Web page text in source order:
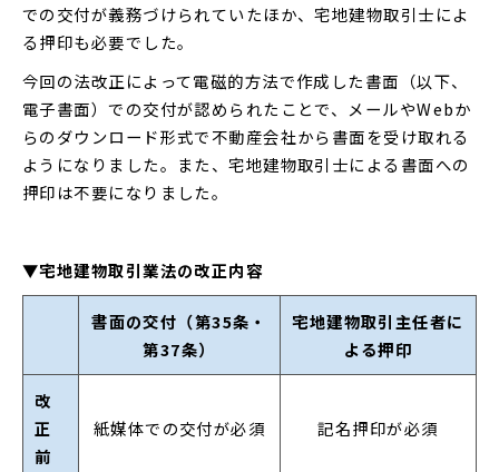
での交付が義務づけられていたほか、宅地建物取引士によ
る押印も必要でした。
今回の法改正によって電磁的方法で作成した書面（以下、
電子書面）での交付が認められたことで、メールやWebか
らのダウンロード形式で不動産会社から書面を受け取れる
ようになりました。また、宅地建物取引士による書面への
押印は不要になりました。
▼宅地建物取引業法の改正内容
書面の交付（第35条・
第37条）
宅地建物取引主任者に
よる押印
改
正
前
紙媒体での交付が必須 記名押印が必須